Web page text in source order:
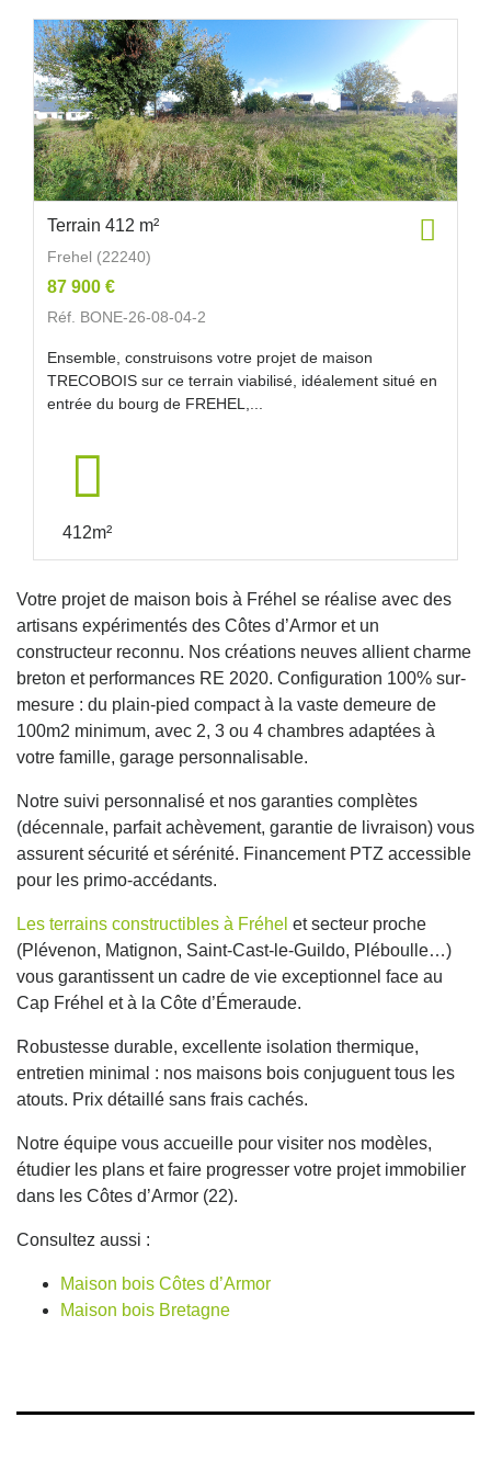
Terrain 412 m²
Frehel (22240)
87 900 €
Réf. BONE-26-08-04-2
Ensemble, construisons votre projet de maison
TRECOBOIS sur ce terrain viabilisé, idéalement situé en
entrée du bourg de FREHEL,...
412m²
Votre projet de maison bois à Fréhel se réalise avec des
artisans expérimentés des Côtes d’Armor et un
constructeur reconnu. Nos créations neuves allient charme
breton et performances RE 2020. Configuration 100% sur-
mesure : du plain-pied compact à la vaste demeure de
100m2 minimum, avec 2, 3 ou 4 chambres adaptées à
votre famille, garage personnalisable.
Notre suivi personnalisé et nos garanties complètes
(décennale, parfait achèvement, garantie de livraison) vous
assurent sécurité et sérénité. Financement PTZ accessible
pour les primo-accédants.
Les terrains constructibles à Fréhel et secteur proche
(Plévenon, Matignon, Saint-Cast-le-Guildo, Pléboulle…)
vous garantissent un cadre de vie exceptionnel face au
Cap Fréhel et à la Côte d’Émeraude.
Robustesse durable, excellente isolation thermique,
entretien minimal : nos maisons bois conjuguent tous les
atouts. Prix détaillé sans frais cachés.
Notre équipe vous accueille pour visiter nos modèles,
étudier les plans et faire progresser votre projet immobilier
dans les Côtes d’Armor (22).
Consultez aussi :
Maison bois Côtes d’Armor
Maison bois Bretagne